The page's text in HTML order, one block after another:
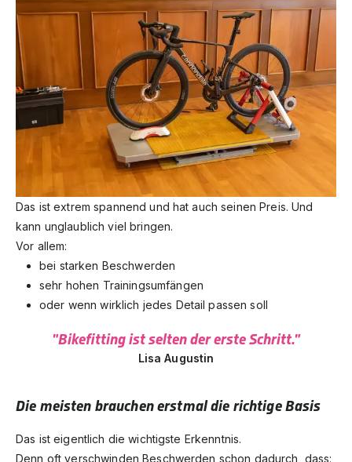
Das ist extrem spannend und hat auch seinen Preis. Und
kann unglaublich viel bringen.
Vor allem:
bei starken Beschwerden
sehr hohen Trainingsumfängen
oder wenn wirklich jedes Detail passen soll
"Bikefitting ist selten der erste Schritt."
Lisa Augustin
Die meisten brauchen erstmal die richtige Basis
Das ist eigentlich die wichtigste Erkenntnis.
Denn oft verschwinden Beschwerden schon dadurch, dass: